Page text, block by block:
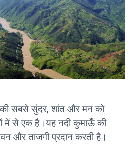
की सबसे सुंदर, शांत और मन को
में से एक है।यह नदी कुमाऊँ की
और ताजगी प्रदान करती है।